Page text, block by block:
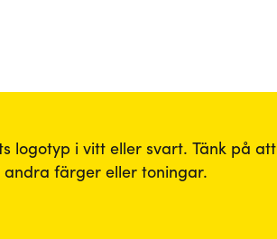
logotyp i vitt eller svart. Tänk på att
färger eller toningar.